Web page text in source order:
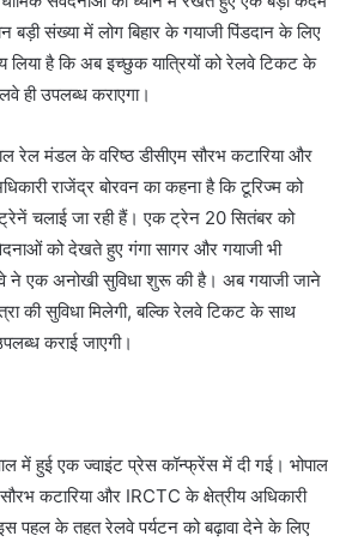
बड़ी संख्या में लोग बिहार के गयाजी पिंडदान के लिए
लिया है कि अब इच्छुक यात्रियों को रेलवे टिकट के
ही उपलब्ध कराएगा।
रेल मंडल के वरिष्ठ डीसीएम सौरभ कटारिया और
राजेंद्र बोरवन का कहना है कि टूरिज्म को
चलाई जा रही हैं। एक ट्रेन 20 सितंबर को
को देखते हुए गंगा सागर और गयाजी भी
एक अनोखी सुविधा शुरू की है। अब गयाजी जाने
की सुविधा मिलेगी, बल्कि रेलवे टिकट के साथ
कराई जाएगी।
में हुई एक ज्वाइंट प्रेस कॉन्फ्रेंस में दी गई। भोपाल
कटारिया और IRCTC के क्षेत्रीय अधिकारी
पहल के तहत रेलवे पर्यटन को बढ़ावा देने के लिए